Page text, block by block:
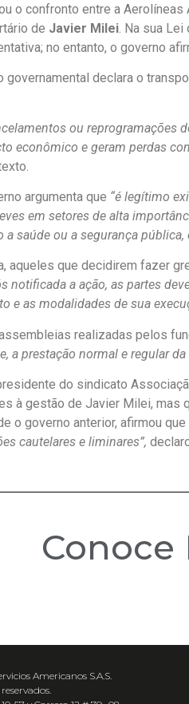
o confronto entre a
de Javier Milei. Na sua
no entanto, o governo
governamental declara o
ou reprogramações
econômico e geram perdas
argumenta que “é legítimo
em setores de alta
a saúde ou a segurança
aqueles que decidirem fazer
notificada a ação, as partes
e as modalidades de sua
realizadas pelos
a prestação normal e regular
do sindicato
à gestão de Javier Milei, mas
o governo anterior, afirmou que
cautelares e liminares”,
Americanos S.A.S.